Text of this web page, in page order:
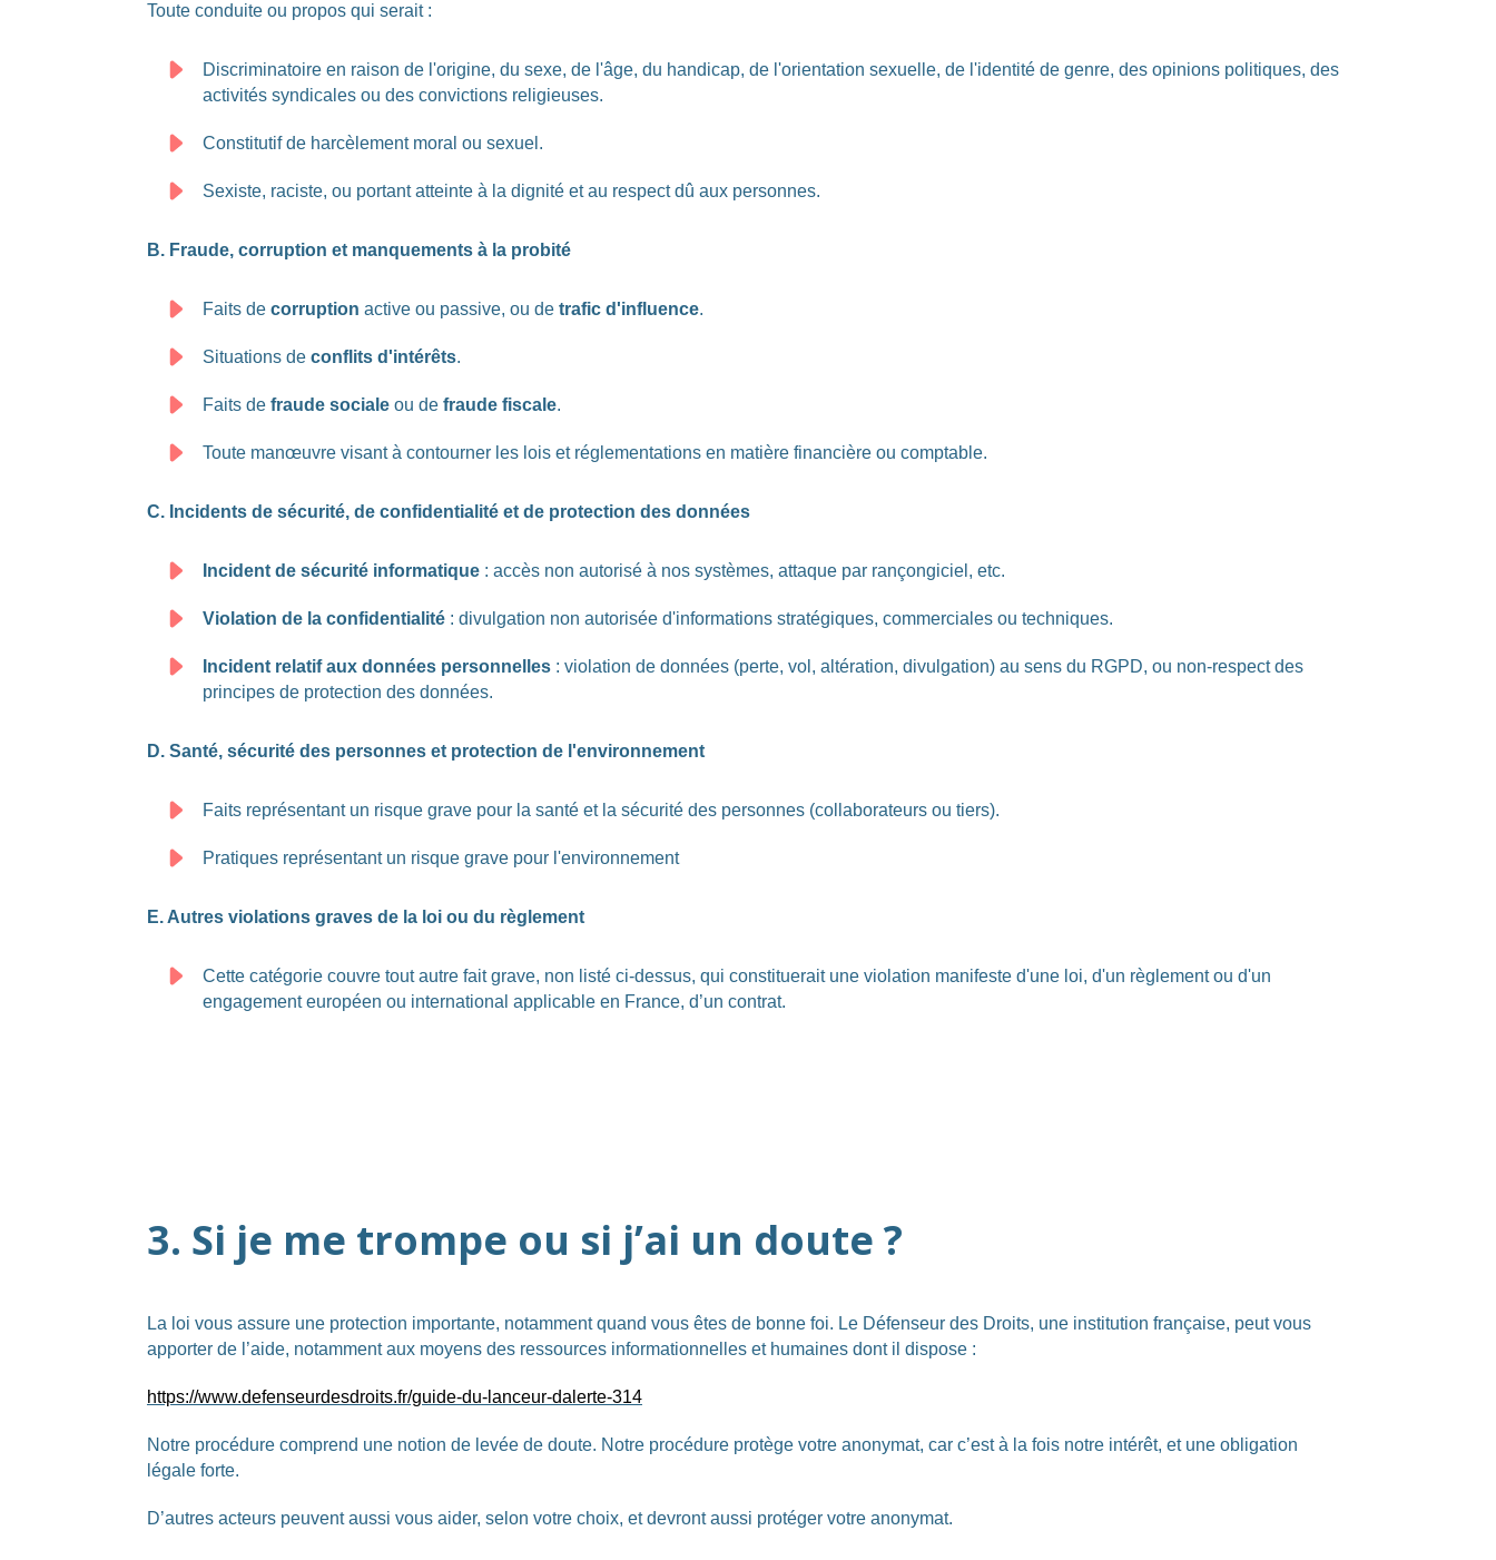
Toute conduite ou propos qui serait :
Discriminatoire en raison de l'origine, du sexe, de l'âge, du handicap, de l'orientation sexuelle, de l'identité de genre, des opinions politiques, des
activités syndicales ou des convictions religieuses.
Constitutif de harcèlement moral ou sexuel.
Sexiste, raciste, ou portant atteinte à la dignité et au respect dû aux personnes.
B. Fraude, corruption et manquements à la probité
Faits de corruption active ou passive, ou de trafic d'influence.
Situations de conflits d'intérêts.
Faits de fraude socialeou de fraude fiscale.
Toute manœuvre visant à contourner les lois et réglementations en matière financière ou comptable.
C. Incidents de sécurité, de confidentialité et de protection des données
Incident de sécurité informatique: accès non autorisé à nos systèmes, attaque par rançongiciel, etc.
Violation de la confidentialité: divulgation non autorisée d'informations stratégiques, commerciales ou techniques.
Incident relatif aux données personnelles: violation de données (perte, vol, altération, divulgation) au sens du RGPD, ou non-respect des
principes de protection des données.
D. Santé, sécurité des personnes et protection de l'environnement
Faits représentant un risque grave pour la santé et la sécurité des personnes (collaborateurs ou tiers).
Pratiques représentant un risque grave pour l'environnement
E. Autres violations graves de la loi ou du règlement
Cette catégorie couvre tout autre fait grave, non listé ci-dessus, qui constituerait une violation manifeste d'une loi, d'un règlement ou d'un
engagement européen ou international applicable en France, d’un contrat.
3. Si je me trompe ou si j’ai un doute ?
La loi vous assure une protection importante, notamment quand vous êtes de bonne foi. Le Défenseur des Droits, une institution française, peut vous
apporter de l’aide, notamment aux moyens des ressources informationnelles et humaines dont il dispose :
https://www.defenseurdesdroits.fr/guide-du-lanceur-dalerte-314
Notre procédure comprend une notion de levée de doute. Notre procédure protège votre anonymat, car c’est à la fois notre intérêt, et une obligation
légale forte.
D’autres acteurs peuvent aussi vous aider, selon votre choix, et devront aussi protéger votre anonymat.